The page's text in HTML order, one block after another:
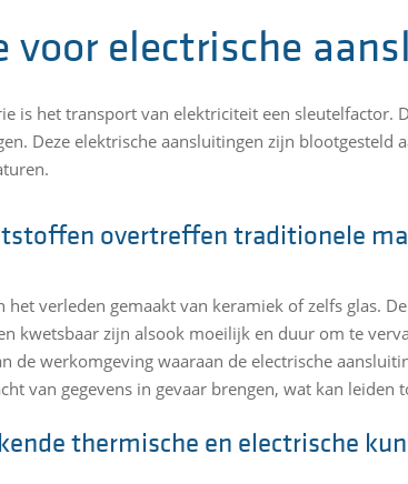
voor electrische
is het transport van elektriciteit een sleutelfactor.
Deze elektrische aansluitingen zijn blootgesteld
overtreffen traditionele
verleden gemaakt van keramiek of zelfs glas.
kwetsbaar zijn alsook moeilijk en duur om te
de werkomgeving waaraan de electrische
van gegevens in gevaar brengen, wat kan
thermische en electrische